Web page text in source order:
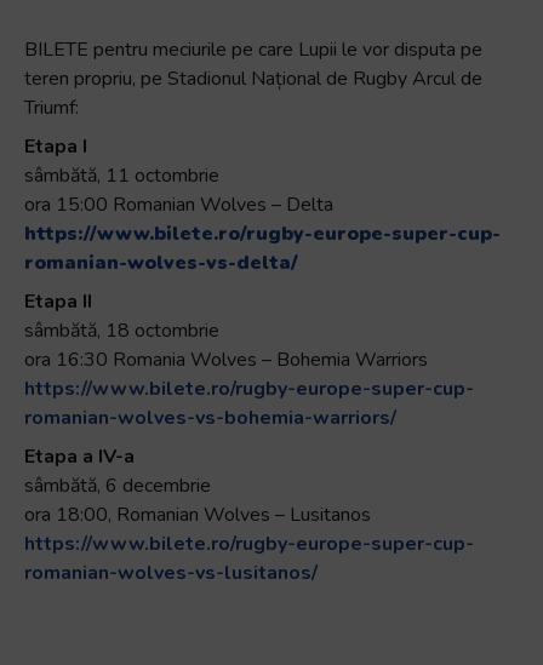
BILETE pentru meciurile pe care Lupii le vor disputa pe
teren propriu, pe Stadionul Național de Rugby Arcul de
Triumf:
Etapa I
sâmbătă, 11 octombrie
ora 15:00 Romanian Wolves – Delta
https://www.bilete.ro/rugby-europe-super-cup-
romanian-wolves-vs-delta/
Etapa II
sâmbătă, 18 octombrie
ora 16:30 Romania Wolves – Bohemia Warriors
https://www.bilete.ro/rugby-europe-super-cup-
romanian-wolves-vs-bohemia-warriors/
Etapa a IV-a
sâmbătă, 6 decembrie
ora 18:00, Romanian Wolves – Lusitanos
https://www.bilete.ro/rugby-europe-super-cup-
romanian-wolves-vs-lusitanos/